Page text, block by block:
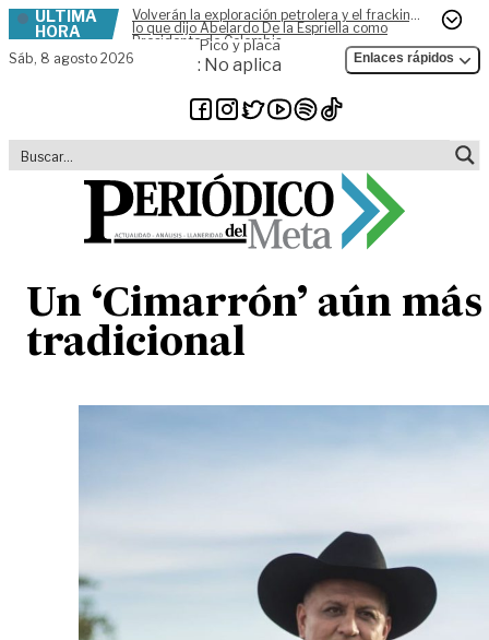
Skip to content
ÚLTIMA
HORA
Volverán la exploración petrolera y el fracking,
lo que dijo Abelardo De la Espriella como
Presidente de Colombia
Sáb, 8 agosto 2026
Pico y placa
: No aplica Enlaces rápidos
Un ‘Cimarrón’ aún más
tradicional